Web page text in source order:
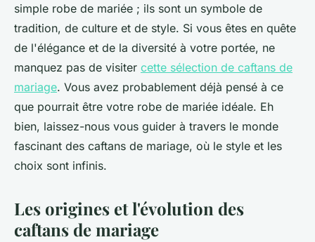
simple robe de mariée ; ils sont un symbole de
tradition, de culture et de style. Si vous êtes en quête
de l'élégance et de la diversité à votre portée, ne
manquez pas de visiter cette sélection de caftans de
mariage. Vous avez probablement déjà pensé à ce
que pourrait être votre robe de mariée idéale. Eh
bien, laissez-nous vous guider à travers le monde
fascinant des caftans de mariage, où le style et les
choix sont infinis.
Les origines et l'évolution des
caftans de mariage